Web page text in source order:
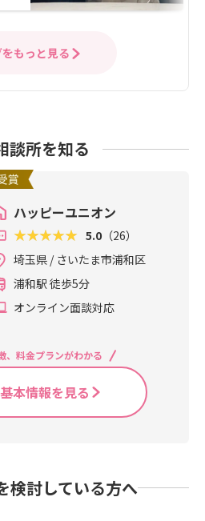
もっと見る
談所を知る
ハッピーユニオン
5.0（26）
埼玉県 / さいたま市浦和区
浦和駅 徒歩5分
オンライン面談対応
、料金プランがわかる
本情報を見る
検討している方へ